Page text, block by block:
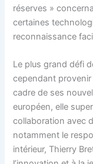
réserves »
certaines
reconnaissance
Le plus grand défi
cependant
cadre de ses
européen, elle
collaboration avec
notamment le
intérieur, Thierry